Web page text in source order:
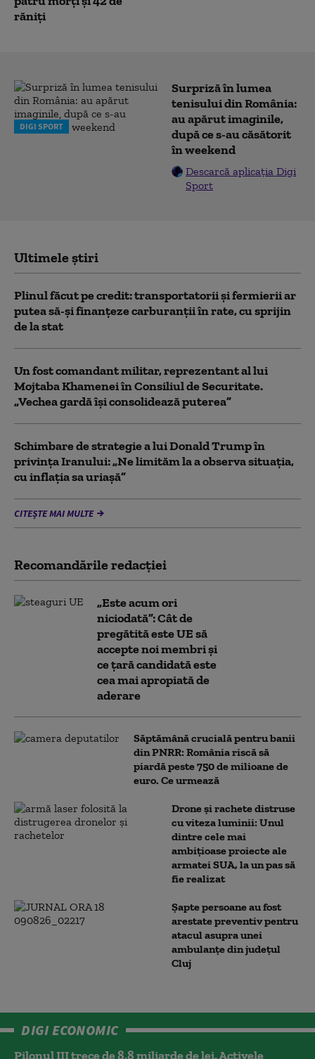
răniți
DIGI SPORT
Surpriză în lumea
tenisului din România:
au apărut imaginile,
după ce s-au căsătorit
în weekend
Descarcă aplicația Digi
Sport
Ultimele știri
Plinul făcut pe credit: transportatorii și fermierii ar
putea să-și finanțeze carburanții în rate, cu sprijin
de la stat
Un fost comandant militar, reprezentant al lui
Mojtaba Khamenei în Consiliul de Securitate.
„Vechea gardă își consolidează puterea”
Schimbare de strategie a lui Donald Trump în
privința Iranului: „Ne limităm la a observa situația,
cu inflația sa uriașă”
CITEȘTE MAI MULTE
Recomandările redacţiei
„Este acum ori
niciodată”: Cât de
pregătită este UE să
accepte noi membri și
ce țară candidată este
cea mai apropiată de
aderare
Săptămână crucială pentru banii
din PNRR: România riscă să
piardă peste 750 de milioane de
euro. Ce urmează
Drone și rachete distruse
cu viteza luminii: Unul
dintre cele mai
ambițioase proiecte ale
armatei SUA, la un pas să
fie realizat
Șapte persoane au fost
arestate preventiv pentru
atacul asupra unei
ambulanțe din județul
Cluj
DIGI ECONOMIC
Pilonul III trece de 8,8 miliarde de lei. Activele